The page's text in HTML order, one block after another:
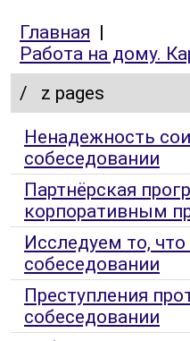
Главная |
Работа на дому.
/
z pages
Ненадежность
собеседовании
Партнёрская
корпоративным
Исследуем то,
собеседовании
Преступления
собеседовании